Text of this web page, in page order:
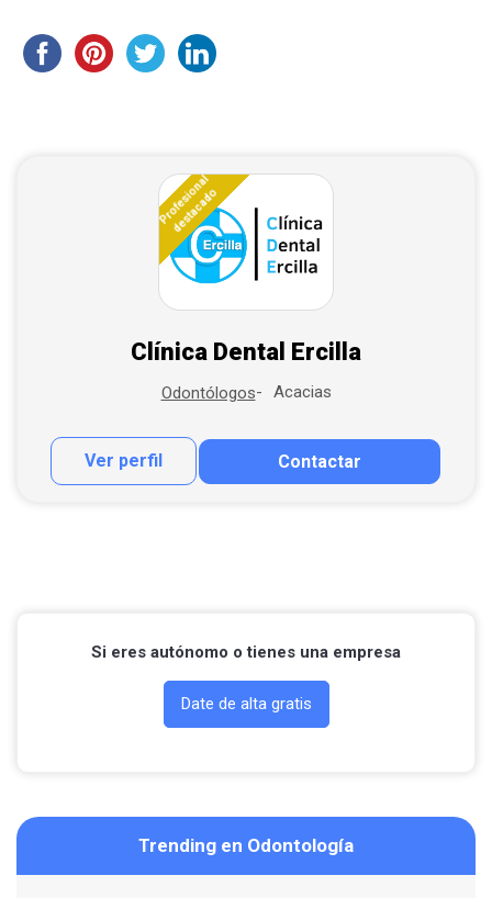
Profesional
destacado
Clínica Dental Ercilla
Odontólogos Acacias
Ver perfil Contactar
Contactar por correo
Si eres autónomo o tienes una empresa
Date de alta gratis
Trending en Odontología